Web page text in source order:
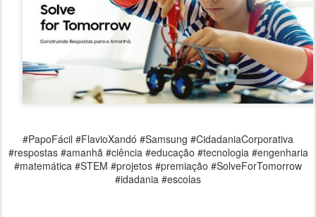
#PapoFácil #FlavioXandó #Samsung #CidadaniaCorporativa
#respostas #amanhã #ciência #educação #tecnologia #engenharia
#matemática #STEM #projetos #premiação #SolveForTomorrow
#idadania #escolas